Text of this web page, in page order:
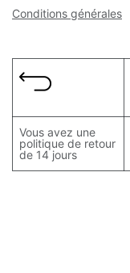
Conditions générales
Vous avez une
politique de retour
de 14 jours